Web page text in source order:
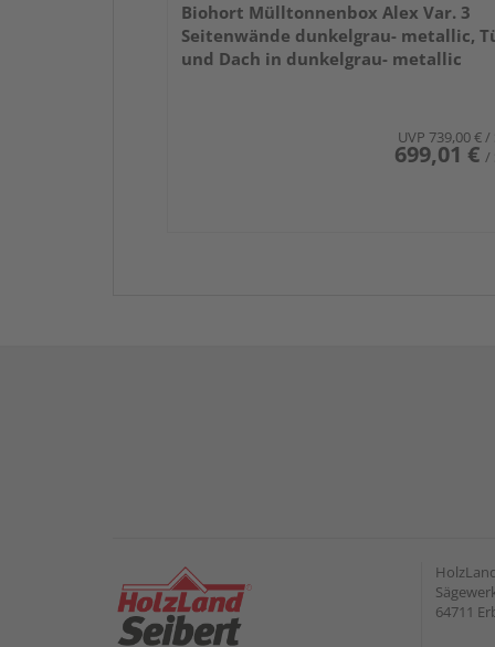
Biohort Mülltonnenbox Alex Var. 3
Seitenwände dunkelgrau- metallic,
und Dach in dunkelgrau- metallic
UVP 739,00 €/
699,01 € /
64711